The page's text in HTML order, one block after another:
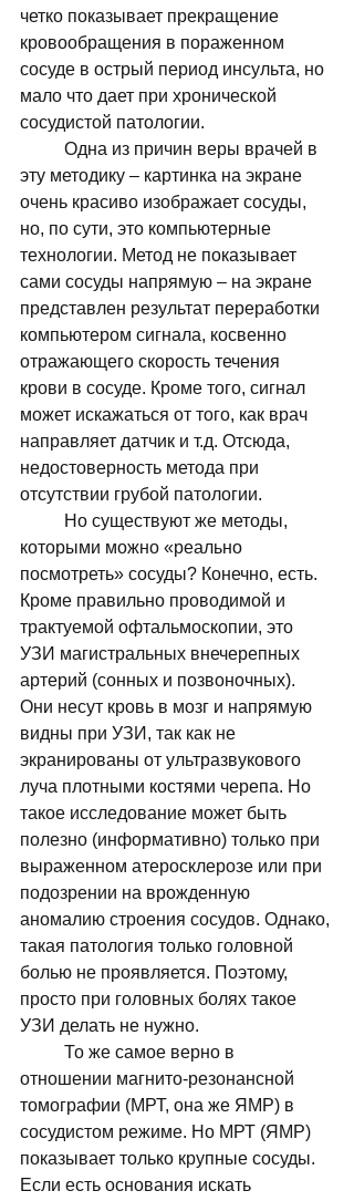
четко показывает прекращение
кровообращения в пораженном
сосуде в острый период инсульта, но
мало что дает при хронической
сосудистой патологии.
эту методику – картинка на экране
очень красиво изображает сосуды,
но, по сути, это компьютерные
технологии. Метод не показывает
сами сосуды напрямую – на экране
представлен результат переработки
компьютером сигнала, косвенно
отражающего скорость течения
крови в сосуде. Кроме того, сигнал
может искажаться от того, как врач
направляет датчик и т.д. Отсюда,
недостоверность метода при
отсутствии грубой патологии.
которыми можно «реально
посмотреть» сосуды? Конечно, есть.
Кроме правильно проводимой и
трактуемой офтальмоскопии, это
УЗИ магистральных внечерепных
артерий (сонных и позвоночных).
Они несут кровь в мозг и напрямую
видны при УЗИ, так как не
экранированы от ультразвукового
луча плотными костями черепа. Но
такое исследование может быть
полезно (информативно) только при
выраженном атеросклерозе или при
подозрении на врожденную
аномалию строения сосудов. Однако,
такая патология только головной
болью не проявляется. Поэтому,
просто при головных болях такое
УЗИ делать не нужно.
отношении магнито-резонансной
томографии (МРТ, она же ЯМР) в
сосудистом режиме. Но МРТ (ЯМР)
показывает только крупные сосуды.
Если есть основания искать